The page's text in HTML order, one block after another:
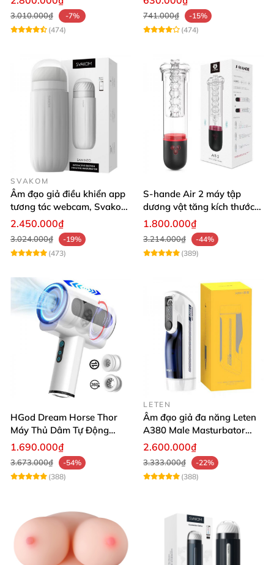
3.010.000₫
-7%
(474)
741.000₫
-15%
(474)
SVAKOM
Âm đạo giả điều khiển app
tương tác webcam, Svakom
Sam Neo
2.450.000₫
3.024.000₫
-19%
(473)
S-hande Air 2 máy tập
dương vật tăng kích thước
tự động cao cấp
1.800.000₫
3.214.000₫
-44%
(389)
HGod Dream Horse Thor
Máy Thủ Dâm Tự Động
Rung Thụt Xoay 360 Độ
1.690.000₫
3.673.000₫
-54%
(388)
LETEN
Âm đạo giả đa năng Leten
A380 Male Masturbator
Version 4
2.600.000₫
3.333.000₫
-22%
(388)